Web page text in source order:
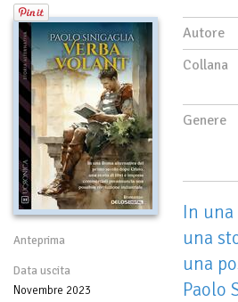
Anteprima
Data uscita
Novembre 2023
Autore
Collana
Genere
In
una
una
Paolo